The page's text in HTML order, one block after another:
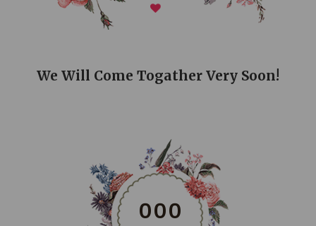
We Will Come Togather Very Soon!
000